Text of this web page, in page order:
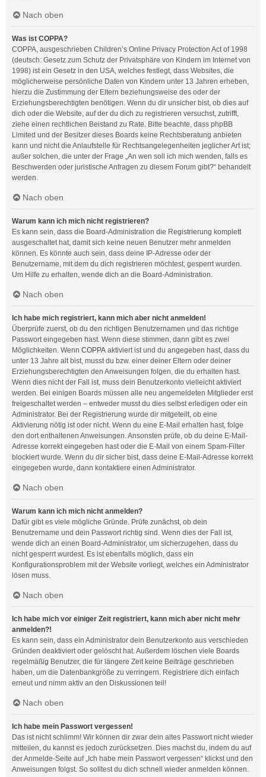
Nach oben
Was ist COPPA?
COPPA, ausgeschrieben Children’s Online Privacy Protection Act of 1998
(deutsch: Gesetz zum Schutz der Privatsphäre von Kindern im Internet von
1998) ist ein Gesetz in den USA, welches festlegt, dass Websites, die
möglicherweise persönliche Daten von Kindern unter 13 Jahren erheben,
hierzu die Zustimmung der Eltern beziehungsweise des oder der
Erziehungsberechtigten benötigen. Wenn du dir unsicher bist, ob dies auf
dich oder die Website, auf der du dich zu registrieren versuchst, zutrifft,
ziehe einen rechtlichen Beistand zu Rate. Bitte beachte, dass phpBB
Limited und der Besitzer dieses Boards keine Rechtsberatung anbieten
kann und nicht die Anlaufstelle für Rechtsangelegenheiten jeglicher Art ist;
außer solchen, die unter der Frage „An wen soll ich mich wenden, falls es
Beschwerden oder juristische Anfragen zu diesem Forum gibt?“ behandelt
werden.
Nach oben
Warum kann ich mich nicht registrieren?
Es kann sein, dass die Board-Administration die Registrierung komplett
ausgeschaltet hat, damit sich keine neuen Benutzer mehr anmelden
können. Es könnte auch sein, dass deine IP-Adresse oder der
Benutzername, mit dem du dich registrieren möchtest, gesperrt wurden.
Um Hilfe zu erhalten, wende dich an die Board-Administration.
Nach oben
Ich habe mich registriert, kann mich aber nicht anmelden!
Überprüfe zuerst, ob du den richtigen Benutzernamen und das richtige
Passwort eingegeben hast. Wenn diese stimmen, dann gibt es zwei
Möglichkeiten. Wenn COPPA aktiviert ist und du angegeben hast, dass du
unter 13 Jahre alt bist, musst du bzw. einer deiner Eltern oder deiner
Erziehungsberechtigten den Anweisungen folgen, die du erhalten hast.
Wenn dies nicht der Fall ist, muss dein Benutzerkonto vielleicht aktiviert
werden. Bei einigen Boards müssen alle neu angemeldeten Mitglieder erst
freigeschaltet werden – entweder musst du dies selbst erledigen oder ein
Administrator. Bei der Registrierung wurde dir mitgeteilt, ob eine
Aktivierung nötig ist oder nicht. Wenn du eine E-Mail erhalten hast, folge
den dort enthaltenen Anweisungen. Ansonsten prüfe, ob du deine E-Mail-
Adresse korrekt eingegeben hast oder die E-Mail von einem Spam-Filter
blockiert wurde. Wenn du dir sicher bist, dass deine E-Mail-Adresse korrekt
eingegeben wurde, dann kontaktiere einen Administrator.
Nach oben
Warum kann ich mich nicht anmelden?
Dafür gibt es viele mögliche Gründe. Prüfe zunächst, ob dein
Benutzername und dein Passwort richtig sind. Wenn dies der Fall ist,
wende dich an einen Board-Administrator, um sicherzugehen, dass du
nicht gesperrt wurdest. Es ist ebenfalls möglich, dass ein
Konfigurationsproblem mit der Website vorliegt, welches ein Administrator
lösen muss.
Nach oben
Ich habe mich vor einiger Zeit registriert, kann mich aber nicht mehr
anmelden?!
Es kann sein, dass ein Administrator dein Benutzerkonto aus verschieden
Gründen deaktiviert oder gelöscht hat. Außerdem löschen viele Boards
regelmäßig Benutzer, die für längere Zeit keine Beiträge geschrieben
haben, um die Datenbankgröße zu verringern. Registriere dich einfach
erneut und nimm aktiv an den Diskussionen teil!
Nach oben
Ich habe mein Passwort vergessen!
Das ist nicht schlimm! Wir können dir zwar dein altes Passwort nicht wieder
mitteilen, du kannst es jedoch zurücksetzen. Dies machst du, indem du auf
der Anmelde-Seite auf „Ich habe mein Passwort vergessen“ klickst und den
Anweisungen folgst. So solltest du dich schnell wieder anmelden können.